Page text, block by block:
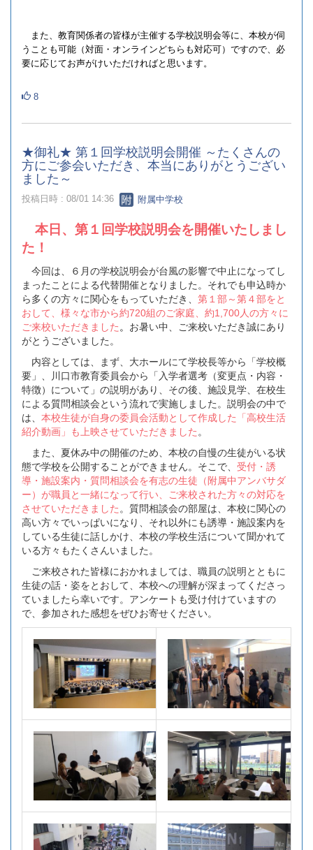
また、教育関係者の皆様が主催する学校説明会等に、本校が伺
うことも可能（対面・オンラインどちらも対応可）ですので、必
要に応じてお声がけいただければと思います。
8
★御礼★ 第１回学校説明会開催 ～たくさんの
方にご参会いただき、本当にありがとうござい
ました～
投稿日時 : 08/01 14:36 附属中学校
本日、第１回学校説明会を開催いたしまし
た！
今回は、６月の学校説明会が台風の影響で中止になってし
まったことによる代替開催となりました。それでも申込時か
ら多くの方々に関心をもっていただき、 第１部～第４部をと
おして、様々な市から約720組のご家庭、約1,700人の方々に
ご来校いただきました。 お暑い中、ご来校いただき誠にあり
がとうございました。
内容としては、まず、大ホールにて学校長等から「学校概
要」、川口市教育委員会から「入学者選考（変更点・内容・
特徴）について」の説明があり、その後、施設見学、在校生
による質問相談会という流れで実施しました。説明会の中で
は、 本校生徒が自身の委員会活動として作成した「高校生活
紹介動画」も上映させていただきました。
また、夏休み中の開催のため、本校の自慢の生徒がいる状
態で学校を公開することができません。そこで、 受付・誘
導・施設案内・質問相談会を有志の生徒（附属中アンバサダ
ー）が職員と一緒になって行い、ご来校された方々の対応を
させていただきました。質問相談会の部屋は、本校に関心の
高い方々でいっぱいになり、それ以外にも誘導・施設案内を
している生徒に話しかけ、本校の学校生活について聞かれて
いる方々もたくさんいました。
ご来校された皆様におかれましては、職員の説明とともに
生徒の話・姿をとおして、本校への理解が深まってくださっ
ていましたら幸いです。アンケートも受け付けていますの
で、参加された感想をぜひお寄せください。